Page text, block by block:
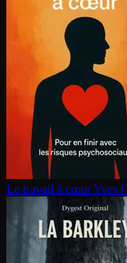
Le travail à cœurYves